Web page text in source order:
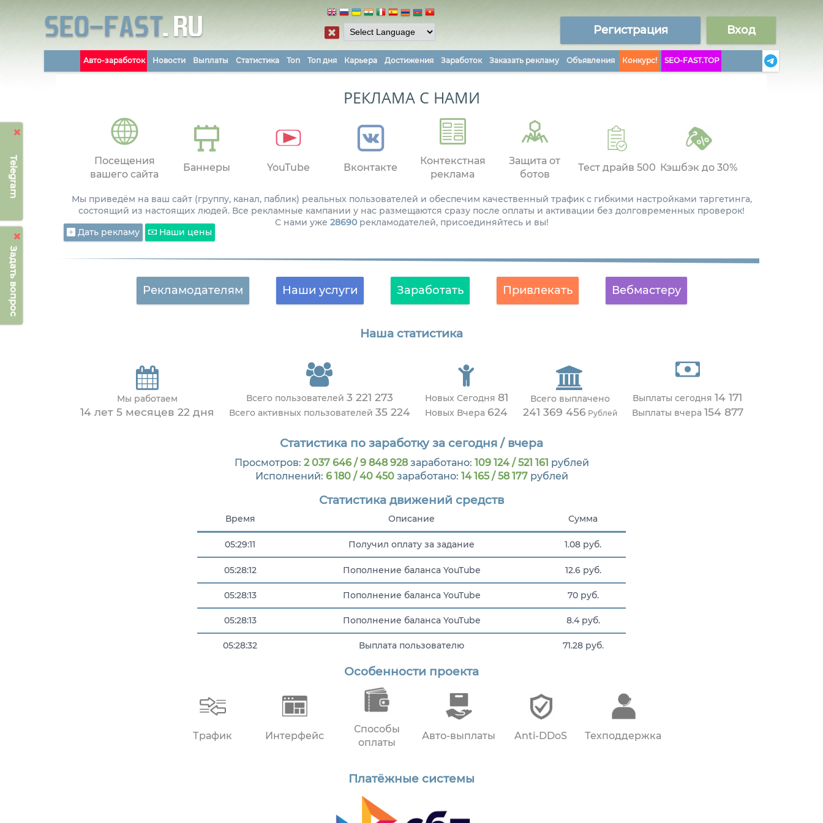
Telegram
Задать вопрос
Регистрация Вход
Авто-заработок Новости Выплаты Статистика Топ Топ дня Карьера Достижения Заработок Заказать рекламу Объявления Конкурс! SEO-FAST.TOP
РЕКЛАМА С НАМИ
Посещения
вашего сайта
Баннеры YouTube Вконтакте
Контекстная
реклама
Защита от
ботов
Тест драйв 500 Кэшбэк до 30%
Мы приведём на ваш сайт (группу, канал, паблик) реальных пользователей и обеспечим качественный трафик с гибкими настройками таргетинга,
состоящий из настоящих людей. Все рекламные кампании у нас размещаются сразу после оплаты и активации без долговременных проверок!
С нами уже 28690рекламодателей, присоединяйтесь и вы!
Дать рекламу
Наши цены
Рекламодателям Наши услуги Заработать Привлекать Вебмастеру
Наша статистика
Мы работаем
14 лет 5 месяцев 22 дня
Всего пользователей 3 221 273
Всего активных пользователей 35 224
Новых Сегодня 81
Новых Вчера 624
Всего выплачено
241 369 456 Рублей
Выплаты сегодня 14 171
Выплаты вчера 154 877
Статистика по заработку за сегодня / вчера
Просмотров: 2 037 646 / 9 848 928заработано: 109 124 / 521 161 рублей
Исполнений: 6 180 / 40 450заработано: 14 165 / 58 177рублей
Статистика движений средств
Время Описание Сумма
05:29:11 Получил оплату за задание 1.08 руб.
05:28:12 Пополнение баланса YouTube 12.6 руб.
05:28:13 Пополнение баланса YouTube 70 руб.
05:28:13 Пополнение баланса YouTube 8.4 руб.
05:28:32 Выплата пользователю 71.28 руб.
Пополнение баланса YouTube
Особенности проекта
Трафик Интерфейс
Способы
оплаты
Авто-выплаты Anti-DDoS Техподдержка
Платёжные системы